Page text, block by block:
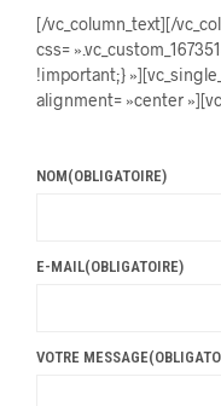
[/vc_column_text][/
css=
!important;}
alignment= »center
NOM(OBLIGATOIRE)
E-MAIL(OBLIGATOIRE)
VOTRE MESSAGE